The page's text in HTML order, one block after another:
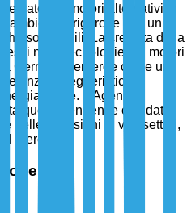
dei motori alternativi in
ambientali rigorose e di un
sostenibili. La crescita della
nelle tecnologie dei motori
Germania emerge come un
ingegneristica e
verde. L'Agenzia
queste tendenze con dati
delle emissioni in vari settori,
mercato.